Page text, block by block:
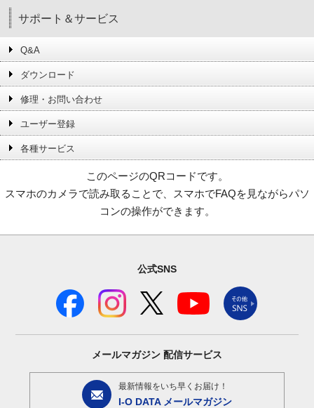
サポート＆サービス
Q&A
ダウンロード
修理・お問い合わせ
ユーザー登録
各種サービス
このページのQRコードです。
スマホのカメラで読み取ることで、スマホでFAQを見ながらパソ
コンの操作ができます。
公式SNS
メールマガジン 配信サービス
最新情報をいち早くお届け！
I-O DATA メールマガジン